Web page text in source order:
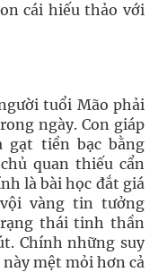
cái hiếu thảo với
tuổi Mão phải
ngày. Con giáp
gạt tiền bạc bằng
quan thiếu cẩn
là bài học đắt giá
vàng tin tưởng
thái tinh thần
Chính những suy
mệt mỏi hơn cả